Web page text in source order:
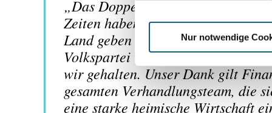
Nur notwendige
„Das Doppelbudget 2027/28
Zeiten haben wir sichergestellt,
Land geben wird. Bundeskanzler
Volkspartei weder Erbschafts-
wir gehalten. Unser Dank gilt
gesamten Verhandlungsteam, die
eine starke heimische Wirtschaft